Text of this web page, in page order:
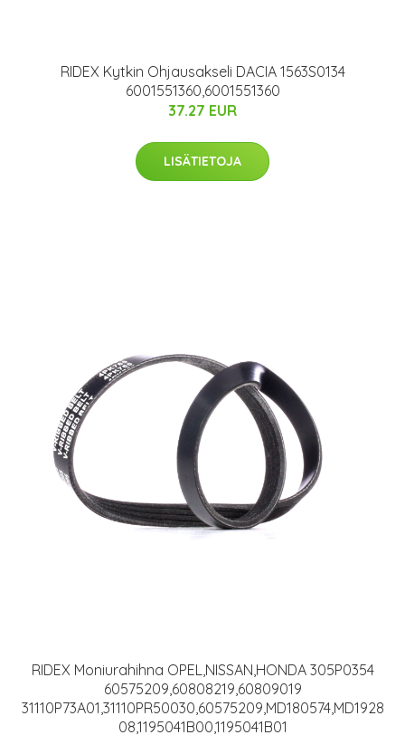
RIDEX Kytkin Ohjausakseli DACIA 1563S0134
6001551360,6001551360
37.27 EUR
LISÄTIETOJA
RIDEX Moniurahihna OPEL,NISSAN,HONDA 305P0354
60575209,60808219,60809019
31110P73A01,31110PR50030,60575209,MD180574,MD1928
08,1195041B00,1195041B01